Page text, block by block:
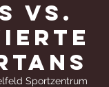
vs.
Sportzentrum